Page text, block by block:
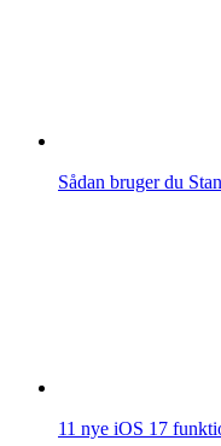
Sådan bruger du
11 nye iOS 17